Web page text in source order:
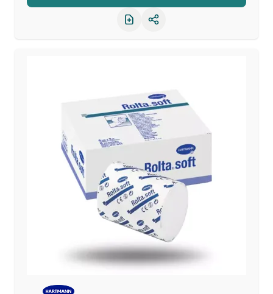
Partager le produit